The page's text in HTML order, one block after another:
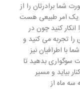
شما برادرتان را از
یک امر طبیعی هست
کنید چون در
تجربه می کنید و
با اطرافیان نیز
سوگواری بدهید تا
بیاید و مسیر
سه ماه از